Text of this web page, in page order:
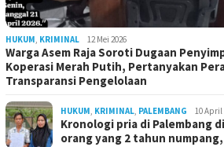
HUKUM, KRIMINAL 12 Mei 2026
Warga Asem Raja Soroti Dugaan
Koperasi Merah Putih, Pertanyakan
Transparansi Pengelolaan
HUKUM, KRIMINAL, PALEMBANG 10 April
Kronologi pria di Palembang
orang yang 2 tahun